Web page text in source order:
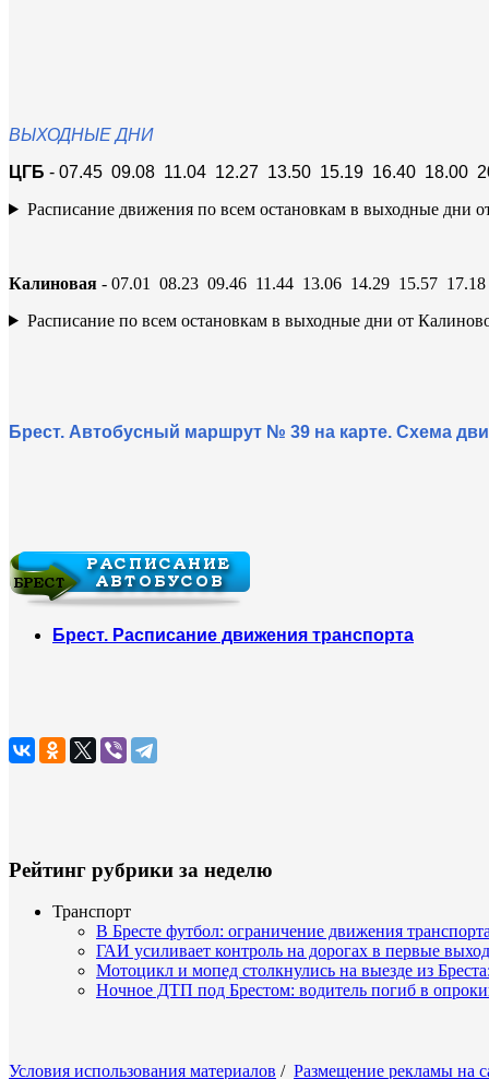
ВЫХОДНЫЕ ДНИ
ЦГБ - 07.45 09.08 11.04 12.27 13.50 15.19 16.40 18.00
Расписание движения по всем остановкам в выходные дни
Калиновая - 07.01 08.23 09.46 11.44 13.06 14.29 15.57
Расписание по всем остановкам в выходные дни от
Брест. Автобусный маршрут № 39 на карте. Схема
Брест. Расписание движения транспорта
Рейтинг рубрики за неделю
Транспорт
В Бресте футбол: ограничение движения
ГАИ усиливает контроль на дорогах в первые
Мотоцикл и мопед столкнулись на выезде из
Ночное ДТП под Брестом: водитель погиб в
Условия использования материалов / Размещение рекламы на